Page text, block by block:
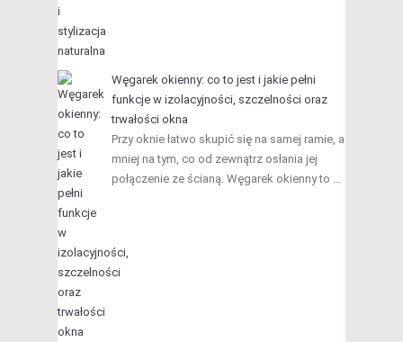
Węgarek okienny: co to jest i jakie pełni
funkcje w izolacyjności, szczelności oraz
trwałości okna
Przy oknie łatwo skupić się na samej ramie, a
mniej na tym, co od zewnątrz osłania jej
połączenie ze ścianą. Węgarek okienny to …